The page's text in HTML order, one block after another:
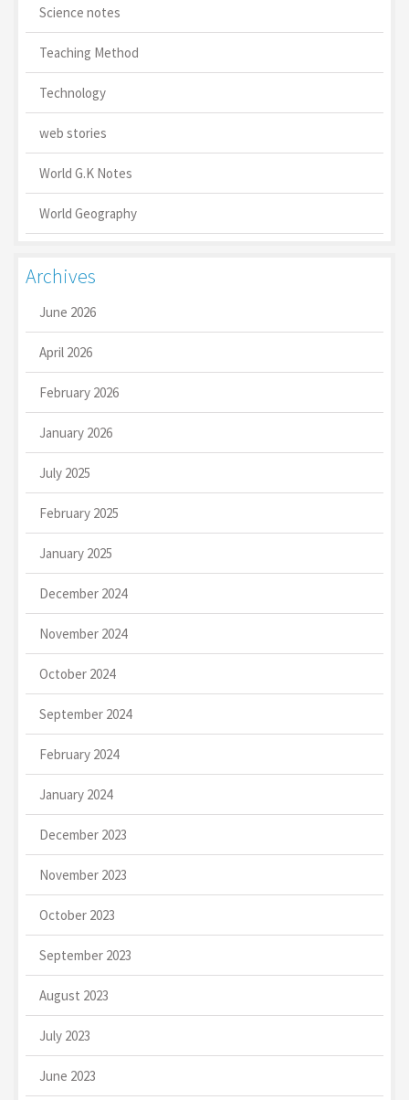
Science notes
Teaching Method
Technology
web stories
World G.K Notes
World Geography
Archives
June 2026
April 2026
February 2026
January 2026
July 2025
February 2025
January 2025
December 2024
November 2024
October 2024
September 2024
February 2024
January 2024
December 2023
November 2023
October 2023
September 2023
August 2023
July 2023
June 2023